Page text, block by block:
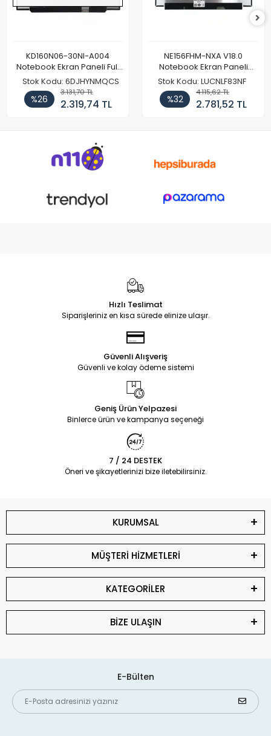
KD160N06-30NI-A004
Notebook Ekran Paneli Full
HD
Stok Kodu: 6DJHYNMQCS
%26
3.131,70 TL
2.319,74 TL
NE156FHM-NXA V18.0
Notebook Ekran Paneli
144Hz
Stok Kodu: LUCNLF83NF
%32
4.115,62 TL
2.781,52 TL
Hızlı Teslimat
Siparişleriniz en kısa sürede elinize ulaşır.
Güvenli Alışveriş
Güvenli ve kolay ödeme sistemi
Geniş Ürün Yelpazesi
Binlerce ürün ve kampanya seçeneği
7 / 24 DESTEK
Öneri ve şikayetlerinizi bize iletebilirsiniz.
KURUMSAL
MÜŞTERİ HİZMETLERİ
KATEGORİLER
BİZE ULAŞIN
E-Bülten